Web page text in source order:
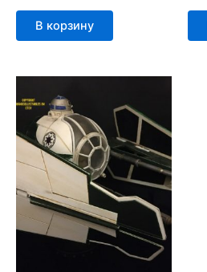
В корзину